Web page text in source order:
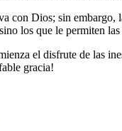
con Dios; sin embargo,
los que le permiten
el disfrute de las
gracia!